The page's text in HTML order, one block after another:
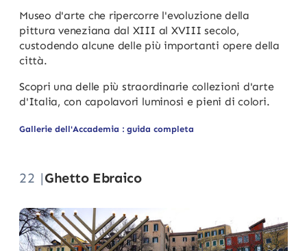
Museo d'arte che ripercorre l'evoluzione della
pittura veneziana dal XIII al XVIII secolo,
custodendo alcune delle più importanti opere della
città.
Scopri una delle più straordinarie collezioni d'arte
d'Italia, con capolavori luminosi e pieni di colori.
Gallerie dell'Accademia : guida completa
22 |Ghetto Ebraico